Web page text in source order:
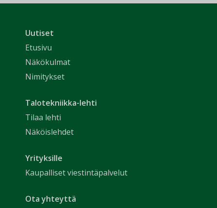
Uutiset
Etusivu
Näkökulmat
Nimitykset
Talotekniikka-lehti
Tilaa lehti
Näköislehdet
Yrityksille
Kaupalliset viestintäpalvelut
Ota yhteyttä